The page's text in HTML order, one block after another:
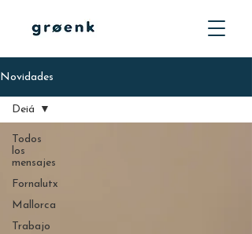
Novidades
Todos
los
mensajes
Fornalutx
Mallorca
Trabajo
Deiá